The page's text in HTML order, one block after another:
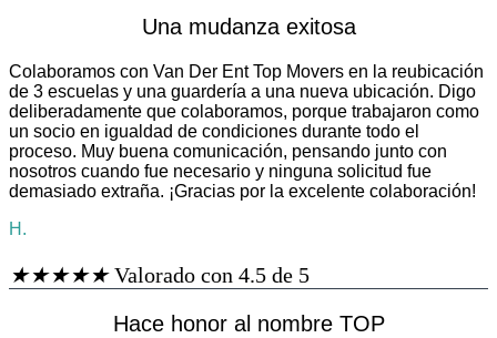
Una mudanza exitosa
Colaboramos con Van Der Ent Top Movers en la reubicación
de 3 escuelas y una guardería a una nueva ubicación. Digo
deliberadamente que colaboramos, porque trabajaron como
un socio en igualdad de condiciones durante todo el
proceso. Muy buena comunicación, pensando junto con
nosotros cuando fue necesario y ninguna solicitud fue
demasiado extraña. ¡Gracias por la excelente colaboración!
H.
★★★★★ Valorado con 4.5 de 5
Hace honor al nombre TOP